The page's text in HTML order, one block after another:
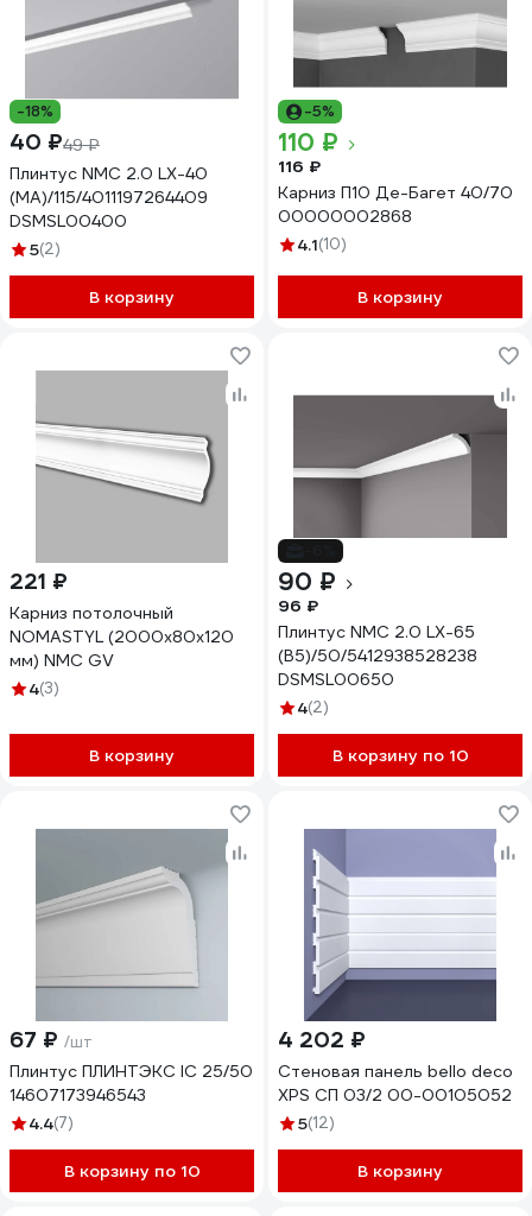
-18%
40 ₽49 ₽
Плинтус NMC 2.0 LX-40
(MA)/115/4011197264409
DSMSL00400
5(2)
В корзину
-5%
110 ₽
116 ₽
Карниз П10 Де-Багет 40/70
00000002868
4.1(10)
В корзину
221 ₽
Карниз потолочный
NOMASTYL (2000х80х120
мм) NMC GV
4(3)
В корзину
90 ₽
96 ₽
Плинтус NMC 2.0 LX-65
(B5)/50/5412938528238
DSMSL00650
4(2)
В корзину по 10
67 ₽ /шт
Плинтус ПЛИНТЭКС IC 25/50
14607173946543
4.4(7)
В корзину по 10
4 202 ₽
Стеновая панель bello deco
XPS СП 03/2 00-00105052
5(12)
В корзину